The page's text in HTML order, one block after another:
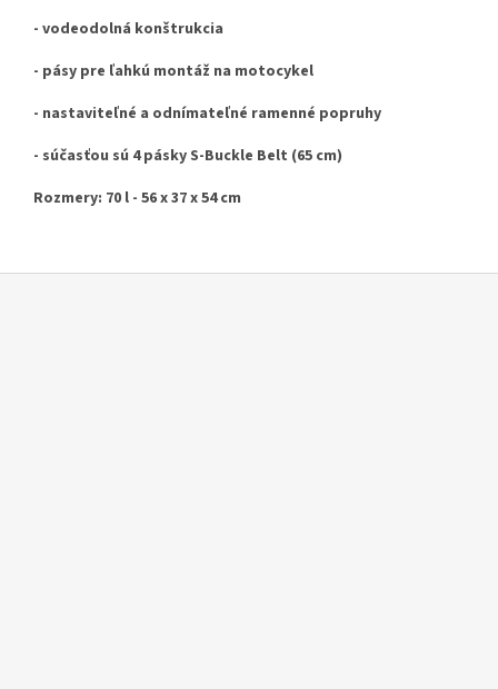
- vodeodolná konštrukcia
- pásy pre ľahkú montáž na motocykel
- nastaviteľné a odnímateľné ramenné popruhy
- súčasťou sú 4 pásky S-Buckle Belt (65 cm)
Rozmery: 70 l - 56 x 37 x 54 cm